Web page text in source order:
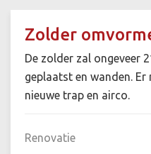
Zolder
De zolder zal ongeveer
geplaatst en wanden.
nieuwe trap en airco.
Renovatie